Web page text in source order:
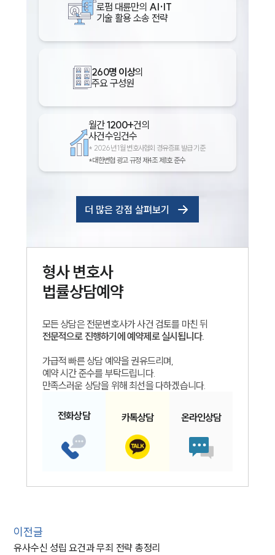
로펌 대륜만의 AI·IT
기술 활용 소송 전략
260명 이상의
주요 구성원
월간1200+건의
사건수임건수
* 2026년 1월 변호사협회 경유증표 발급 기준
*대한변협 광고 규정 제4조 제1호 준수
더 많은 강점 살펴보기
형사변호사
법률상담예약
모든 상담은 전문변호사가 사건 검토를 마친 뒤
전문적으로 진행하기에 예약제로 실시됩니다.
가급적 빠른 상담 예약을 권유드리며,
예약 시간 준수를 부탁드립니다.
만족스러운 상담을 위해 최선을 다하겠습니다.
전화상담 카톡상담 온라인상담
이전글
유사수신 성립 요건과 무죄 전략 총정리